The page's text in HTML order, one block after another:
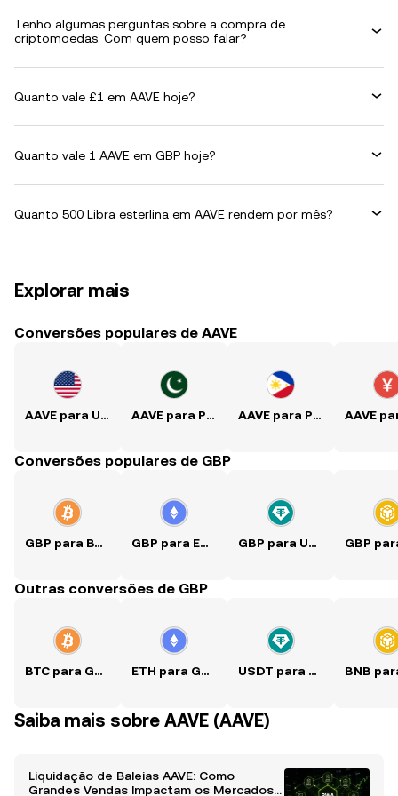
Tenho algumas perguntas sobre a compra de
criptomoedas. Com quem posso falar?
Quanto vale £1 em AAVE hoje?
Quanto vale 1 AAVE em GBP hoje?
Quanto 500 Libra esterlina em AAVE rendem por mês?
Explorar mais
Conversões populares de AAVE
AAVE para USD AAVE para PKR AAVE para PHP
Conversões populares de GBP
GBP para BTC GBP para ETH GBP para USDT
Outras conversões de GBP
BTC para GBP ETH para GBP USDT para GBP
Saiba mais sobre AAVE (AAVE)
Liquidação de Baleias AAVE: Como
Grandes Vendas Impactam os Mercados